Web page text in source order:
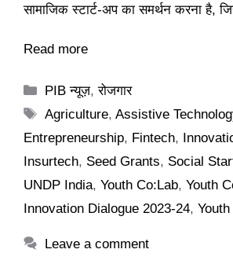
सामाजिक स्टार्ट-अप का समर्थन करना है,
Read more
Categories
PIB न्यूज़,रोजगार
Tags
Agriculture,Assistive
Entrepreneurship, Fintech,
Insurtech, Seed Grants, Social
UNDP India, Youth Co:Lab, Youth
Innovation Dialogue 2023-24,
Leave a comment